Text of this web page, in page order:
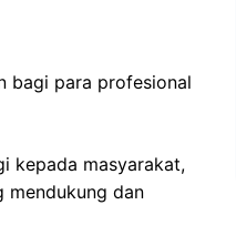
bagi para profesional
kepada masyarakat,
mendukung dan